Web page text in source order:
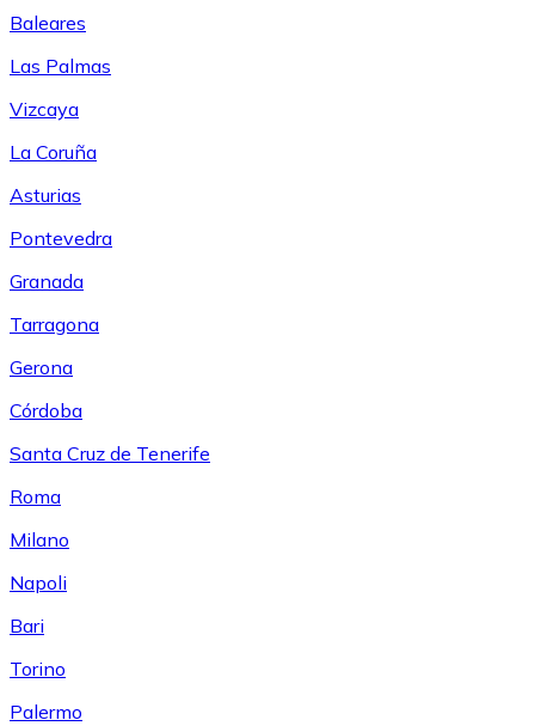
Baleares
Las Palmas
Vizcaya
La Coruña
Asturias
Pontevedra
Granada
Tarragona
Gerona
Córdoba
Santa Cruz de Tenerife
Roma
Milano
Napoli
Bari
Torino
Palermo